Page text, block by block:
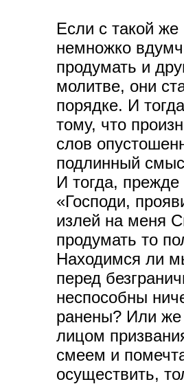
Если с такой
немножко
продумать и
молитве, они
порядке. И
тому, что
слов
подлинный
И тогда,
«Господи,
излей на меня
продумать то
Находимся ли
перед
неспособны
ранены? Или же
лицом
смеем и
осуществить,